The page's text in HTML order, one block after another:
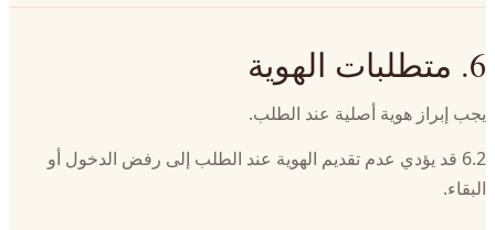
6. متطلبات الهوية
يجب إبراز هوية أصلية عند الطلب.
6.2 قد يؤدي عدم تقديم الهوية عند الطلب إلى رفض الدخول أو
البقاء.